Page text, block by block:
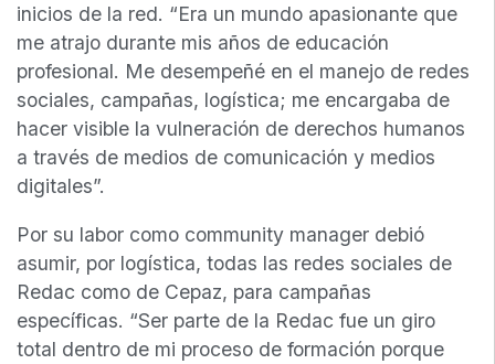
inicios de la red. “Era un mundo apasionante que
me atrajo durante mis años de educación
profesional. Me desempeñé en el manejo de redes
sociales, campañas, logística; me encargaba de
hacer visible la vulneración de derechos humanos
a través de medios de comunicación y medios
digitales”.
Por su labor como community manager debió
asumir, por logística, todas las redes sociales de
Redac como de Cepaz, para campañas
específicas. “Ser parte de la Redac fue un giro
total dentro de mi proceso de formación porque